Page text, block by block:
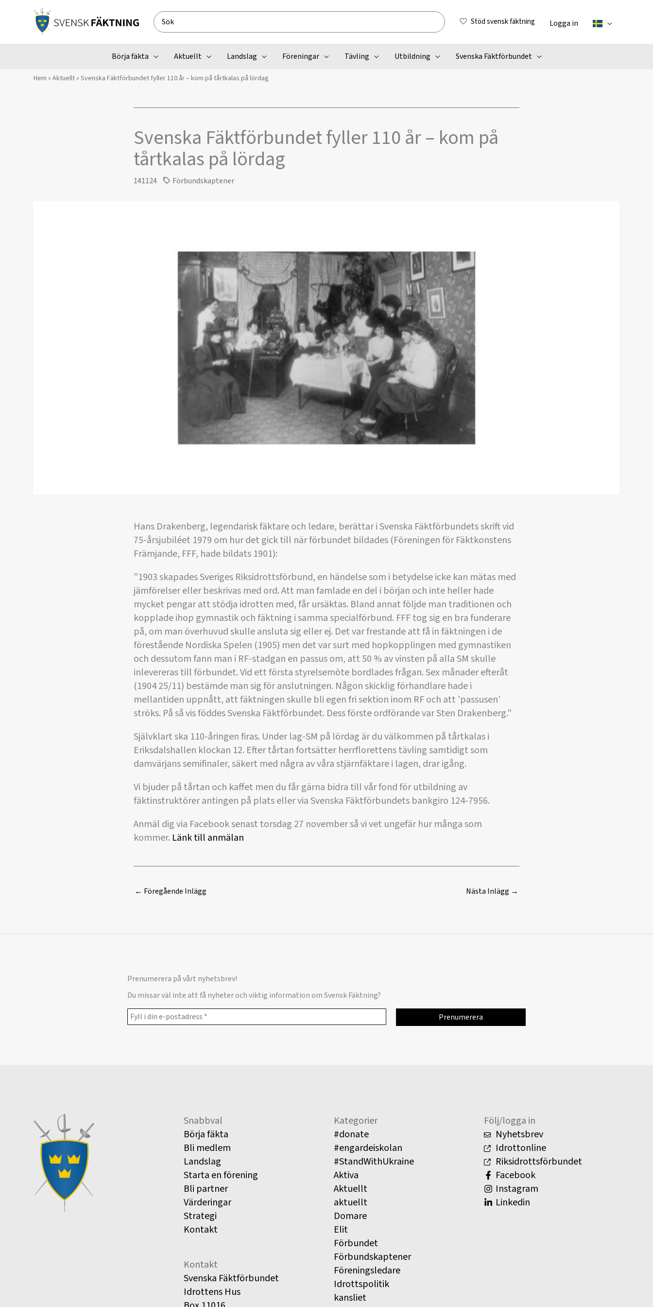
Search
for:
Stöd svensk fäktning Logga in
Börja fäkta Aktuellt Landslag Föreningar Tävling Utbildning Svenska Fäktförbundet
Hem » Aktuellt» Svenska Fäktförbundet fyller 110 år – kom på tårtkalas på lördag
Svenska Fäktförbundet fyller 110 år – kom på
tårtkalas på lördag
141124 Förbundskaptener
Hans Drakenberg, legendarisk fäktare och ledare, berättar i Svenska Fäktförbundets skrift vid
75-årsjubiléet 1979 om hur det gick till när förbundet bildades (Föreningen för Fäktkonstens
Främjande, FFF, hade bildats 1901):
”1903 skapades Sveriges Riksidrottsförbund, en händelse som i betydelse icke kan mätas med
jämförelser eller beskrivas med ord. Att man famlade en del i början och inte heller hade
mycket pengar att stödja idrotten med, får ursäktas. Bland annat följde man traditionen och
kopplade ihop gymnastik och fäktning i samma specialförbund. FFF tog sig en bra funderare
på, om man överhuvud skulle ansluta sig eller ej. Det var frestande att få in fäktningen i de
förestående Nordiska Spelen (1905) men det var surt med hopkopplingen med gymnastiken
och dessutom fann man i RF-stadgan en passus om, att 50 % av vinsten på alla SM skulle
inlevereras till förbundet. Vid ett första styrelsemöte bordlades frågan. Sex månader efteråt
(1904 25/11) bestämde man sig för anslutningen. Någon skicklig förhandlare hade i
mellantiden uppnått, att fäktningen skulle bli egen fri sektion inom RF och att ’passusen’
ströks. På så vis föddes Svenska Fäktförbundet. Dess förste ordförande var Sten Drakenberg.”
Självklart ska 110-åringen firas. Under lag-SM på lördag är du välkommen på tårtkalas i
Eriksdalshallen klockan 12. Efter tårtan fortsätter herrflorettens tävling samtidigt som
damvärjans semifinaler, säkert med några av våra stjärnfäktare i lagen, drar igång.
Vi bjuder på tårtan och kaffet men du får gärna bidra till vår fond för utbildning av
fäktinstruktörer antingen på plats eller via Svenska Fäktförbundets bankgiro 124-7956.
Anmäl dig via Facebook senast torsdag 27 november så vi vet ungefär hur många som
kommer. Länk till anmälan
← Föregående Inlägg Nästa Inlägg →
Prenumerera på vårt nyhetsbrev!
Du missar väl inte att få nyheter och viktig information om Svensk Fäktning?
Snabbval
Börja fäkta
Bli medlem
Landslag
Starta en förening
Bli partner
Värderingar
Strategi
Kontakt
Kontakt
Svenska Fäktförbundet
Idrottens Hus
Kategorier
#donate
#engardeiskolan
#StandWithUkraine
Aktiva
Aktuellt
aktuellt
Domare
Elit
Förbundet
Förbundskaptener
Föreningsledare
Idrottspolitik
kansliet
Följ/logga in
Nyhetsbrev
Idrottonline
Riksidrottsförbundet
Facebook
Instagram
Linkedin